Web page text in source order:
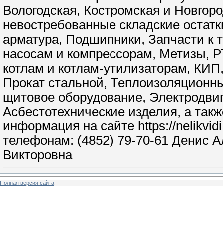
Вологодская, Костромская и
невостребованные складские
арматура, Подшипники, Запчасти к
насосам и компрессорам, Метизы,
котлам и котлам-утилизаторам,
Прокат стальной,
щитовое оборудование,
Асбестотехнические изделия, а
информация на сайте https://
телефонам: (4852) 79-70-61 Денис
Викторовна
Полная версия сайта